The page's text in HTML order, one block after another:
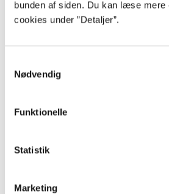
bunden af siden. Du kan læse mere
cookies under ”Detaljer”.
Nødvendig
Funktionelle
Statistik
Marketing
Alle registrerede artikler fordelt